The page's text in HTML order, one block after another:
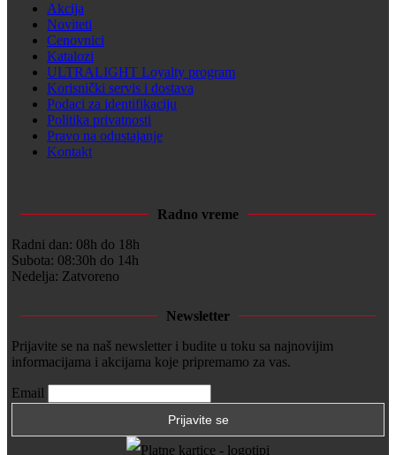
Akcija
Noviteti
Cenovnici
Katalozi
ULTRALIGHT Loyalty program
Korisnički servis i dostava
Podaci za identifikaciju
Politika privatnosti
Pravo na odustajanje
Kontakt
Radno vreme
Radni dan: 08h do 18h
Subota: 08:30h do 14h
Nedelja: Zatvoreno
Newsletter
Prijavite se na naš newsletter i budite u toku sa najnovijim
informacijama i akcijama koje pripremamo za vas.
Email